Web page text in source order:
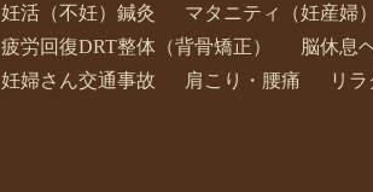
妊活（不妊）鍼灸
マタニティ（妊産婦
疲労回復DRT整体（背骨矯正）
脳休息
妊婦さん交通事故
肩こり・腰痛 リ